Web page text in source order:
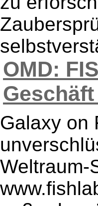
OMD:
Galaxy on
Weltraum-